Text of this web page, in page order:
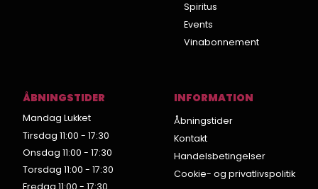
Spiritus
Events
Vinabonnement
ÅBNINGSTIDER
Mandag Lukket
Tirsdag 11:00 - 17:30
Onsdag 11:00 - 17:30
Torsdag 11:00 - 17:30
INFORMATION
Åbningstider
Kontakt
Handelsbetingelser
Cookie- og privatlivspolitik